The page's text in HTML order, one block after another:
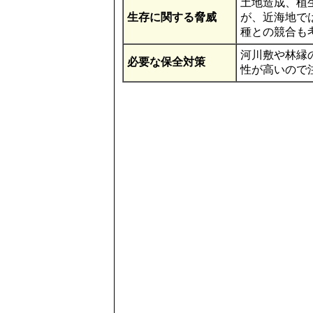
生存に関する脅威
土地造成、植
が、近海地で
種との競合も
必要な保全対策
河川敷や林縁
性が高いので